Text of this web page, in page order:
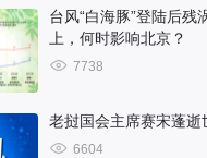
台风“白海豚”登陆后残
上，何时影响北京？
7738
老挝国会主席赛宋蓬逝
6604